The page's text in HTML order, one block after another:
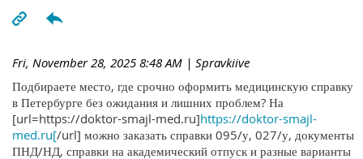
Fri, November 28, 2025 8:48 AM | Spravkiive
Подбираете место, где срочно оформить медицинскую справку
в Петербурге без ожидания и лишних проблем? На
[url=https://doktor-smajl-med.ru]https://doktor-smajl-
med.ru[/url] можно заказать справки 095/у, 027/у, документы
ПНД/НД, справки на академический отпуск и разные варианты